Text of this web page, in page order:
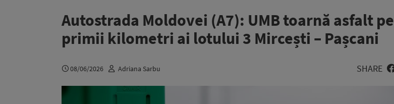
Autostrada Moldovei (A7): UMB toarnă asfalt pe
primii kilometri ai lotului 3 Mircești – Pașcani
08/06/2026 Adriana Sarbu SHARE